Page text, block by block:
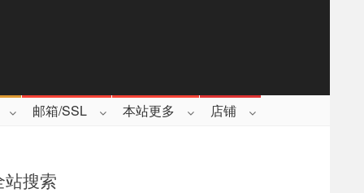
邮箱/SSL 本站更多 店铺
站搜索